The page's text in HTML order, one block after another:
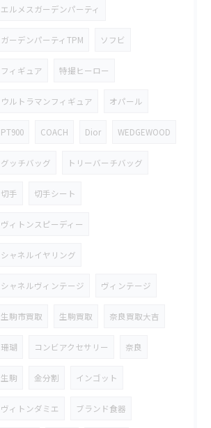
エルメスガーデンパーティ
ガーデンパーティTPM ソフビ
フィギュア 特撮ヒーロー
ウルトラマンフィギュア オパール
PT900 COACH Dior WEDGEWOOD
グッチバッグ トリーバーチバッグ
切手 切手シート
ヴィトンスピーディー
シャネルイヤリング
シャネルヴィンテージ ヴィンテージ
生駒市買取 生駒買取 奈良買取大吉
珊瑚 コンビアクセサリー 奈良
生駒 金分割 インゴット
ヴィトンダミエ ブランド食器